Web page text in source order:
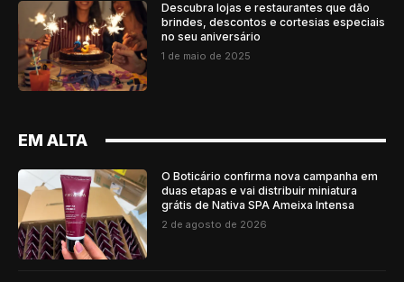
Descubra lojas e restaurantes que dão
brindes, descontos e cortesias especiais
no seu aniversário
1 de maio de 2025
EM ALTA
O Boticário confirma nova campanha em
duas etapas e vai distribuir miniatura
grátis de Nativa SPA Ameixa Intensa
2 de agosto de 2026